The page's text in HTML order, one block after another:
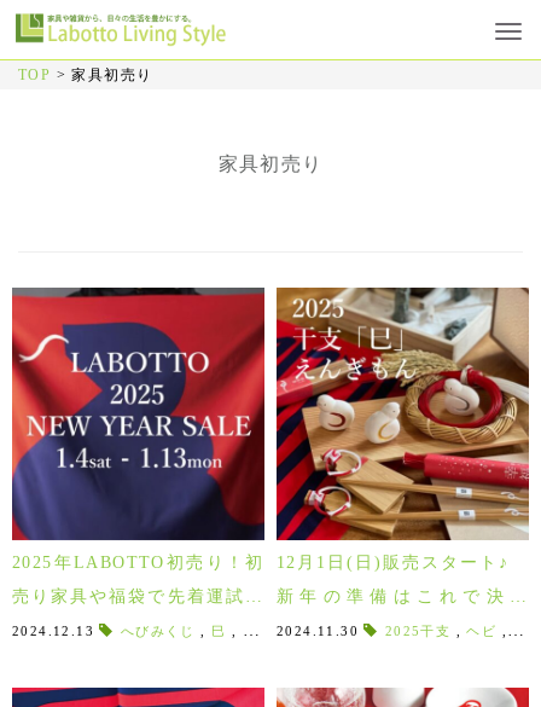
TOP >家具初売り
家具初売り
2025年LABOTTO初売り！初
売り家具や福袋で先着運試し
プレゼントも♪予約は12/28ま
2024.12.13 へびみくじ 巳 干支 巳 ,干支へび , 初売り家具 ,家具 初
12月1日(日)販売スタート♪
新年の準備はこれで決ま
り！！干支「巳」&「えんぎ
2024.11.30 2025干支 ,ヘビ